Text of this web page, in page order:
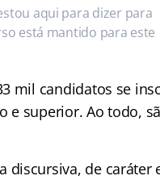
aqui para dizer para
está mantido para este
mil candidatos se
e superior. Ao todo,
discursiva, de caráter